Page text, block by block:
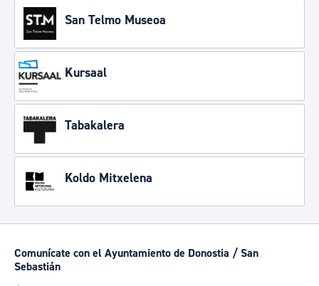
San Telmo Museoa
Kursaal
Tabakalera
Koldo Mitxelena
Comunícate con el Ayuntamiento de Donostia / San
Sebastián